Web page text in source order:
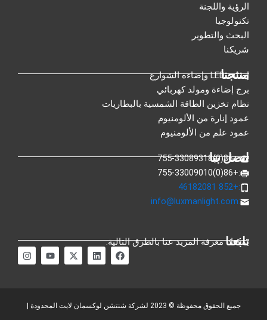
الرؤية واللجنة
تكنولوجيا
البحث والتطوير
شريكنا
منتجنا
إضاءة LED وإضاءة الشوارع
برج إضاءة ومولد كهربائي
نظام تخزين الطاقة الشمسية بالبطاريات
عمود إنارة من الألومنيوم
عمود علم من الألومنيوم
اتصل بنا
:+86(0)755-33089318
:+86(0)755-33009010
:+852 46182081
:
info@luxmanlight.com
تابعنا
يمكنك معرفة المزيد عنا بالطرق التالية.
ف
ي
س
ي
ن
ك
إ
ك
س
م
و
ق
u
ا
ن
س
ا
م
جميع الحقوق محفوظة © 2023 لشركة شنتشن لوكسمان لايت المحدودة |